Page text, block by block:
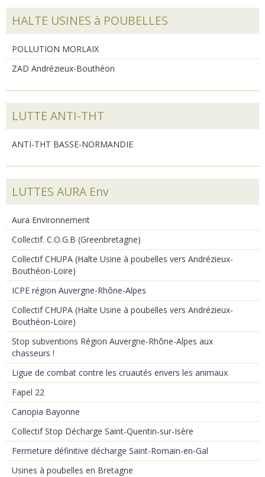
HALTE USINES à POUBELLES
POLLUTION MORLAIX
ZAD Andrézieux-Bouthéon
LUTTE ANTI-THT
ANTI-THT BASSE-NORMANDIE
LUTTES AURA Env
Aura Environnement
Collectif. C.O.G.B (Greenbretagne)
Collectif CHUPA (Halte Usine à poubelles vers Andrézieux-
Bouthéon-Loire)
ICPE région Auvergne-Rhône-Alpes
Collectif CHUPA (Halte Usine à poubelles vers Andrézieux-
Bouthéon-Loire)
Stop subventions Région Auvergne-Rhône-Alpes aux
chasseurs !
Ligue de combat contre les cruautés envers les animaux
Fapel 22
Canopia Bayonne
Collectif Stop Décharge Saint-Quentin-sur-Isère
Fermeture définitive décharge Saint-Romain-en-Gal
Usines à poubelles en Bretagne